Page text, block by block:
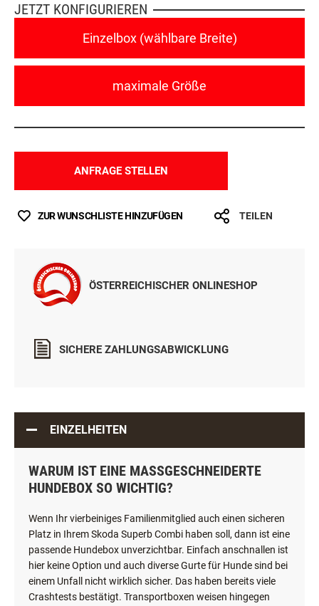
JETZT KONFIGURIEREN
Einzelbox (wählbare Breite)
maximale Größe
ANFRAGE STELLEN
ZUR WUNSCHLISTE HINZUFÜGEN TEILEN
ÖSTERREICHISCHER ONLINESHOP
SICHERE ZAHLUNGSABWICKLUNG
EINZELHEITEN
WARUM IST EINE MASSGESCHNEIDERTE H
UNDEBOX SO WICHTIG?
Wenn Ihr vierbeiniges Familienmitglied auch einen sicheren
Platz in Ihrem Skoda Superb Combi haben soll, dann ist eine
passende Hundebox unverzichtbar. Einfach anschnallen ist
hier keine Option und auch diverse Gurte für Hunde sind bei
einem Unfall nicht wirklich sicher. Das haben bereits viele
Crashtests bestätigt. Transportboxen weisen hingegen